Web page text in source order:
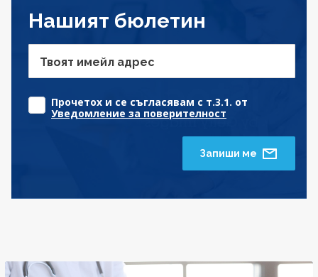
Нашият бюлетин
Твоят имейл адрес
Прочетох и се съгласявам с т.3.1. от
Уведомление за поверителност
Запиши ме